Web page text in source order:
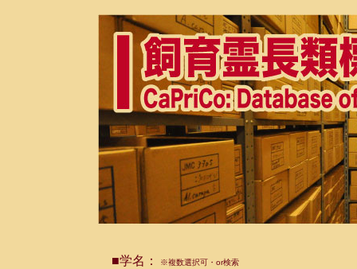
■学名： ※複数選択可・or検索